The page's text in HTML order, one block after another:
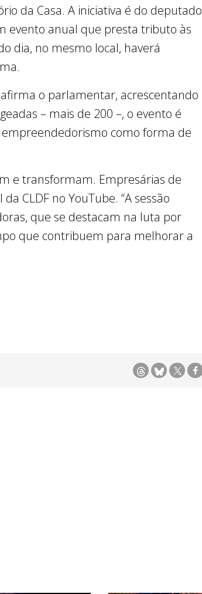
da Casa. A iniciativa é do deputado
evento anual que presta tributo às
dia, no mesmo local, haverá
o parlamentar, acrescentando
– mais de 200 –, o evento é
como forma de
e transformam. Empresárias de
CLDF no YouTube. “A sessão
que se destacam na luta por
que contribuem para melhorar a